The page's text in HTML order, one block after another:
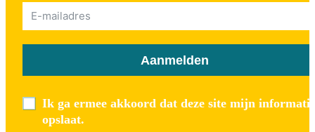
Aanmelden
Ik ga ermee akkoord dat deze site mijn
opslaat.